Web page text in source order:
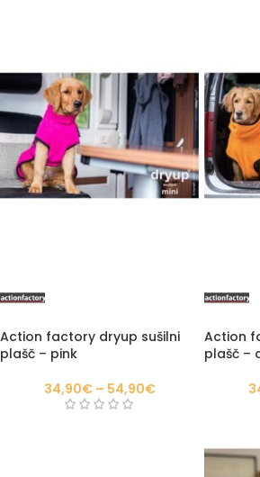
Action factory dryup sušilni
plašč – pink
34,90€ – 54,90€
Action
plašč –